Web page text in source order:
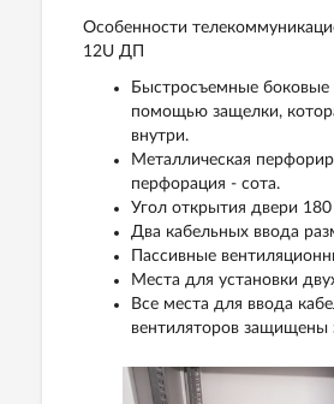
Особенности
12U ДП
Быстросъемные боковые
помощью защелки,
внутри.
Металлическая
перфорация - сота.
Угол открытия двери 180
Два кабельных ввода
Пассивные
Места для установки
Все места для ввода
вентиляторов защищены